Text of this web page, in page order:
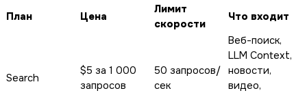
План Цена
Лимит
скорости
Что входит
Search
$5 за 1 000
запросов
50 запросов/
сек
Веб-поиск,
LLM Context,
новости,
видео,